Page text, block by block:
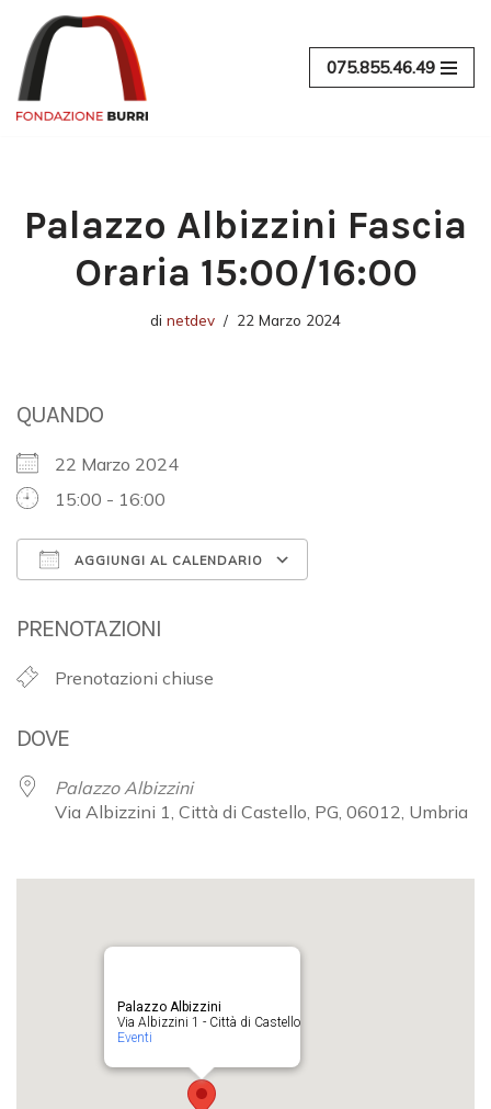
Vai
al
contenuto
075.855.46.49
Palazzo Albizzini Fascia
Oraria 15:00/16:00
di netdev 22 Marzo 2024
QUANDO
22 Marzo 2024
15:00 - 16:00
AGGIUNGI AL CALENDARIO
PRENOTAZIONI
Prenotazioni chiuse
DOVE
Palazzo Albizzini
Via Albizzini 1, Città di Castello, PG, 06012, Umbria
Palazzo Albizzini
Via Albizzini 1 - Città di Castello
Eventi